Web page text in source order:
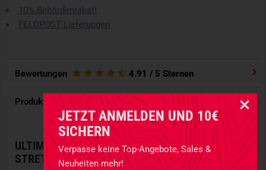
JETZT ANMELDEN UND 10€
SICHERN
Verpasse keine Top-Angebote, Sales &
Neuheiten mehr!
10% Behördenrabatt
FELDPOST Lieferungen
Bewertungen 4.91 / 5 Sternen
Produktdetails
ULTIMATIVE SOMMERSHORTS MIT
STRETCHANTEIL